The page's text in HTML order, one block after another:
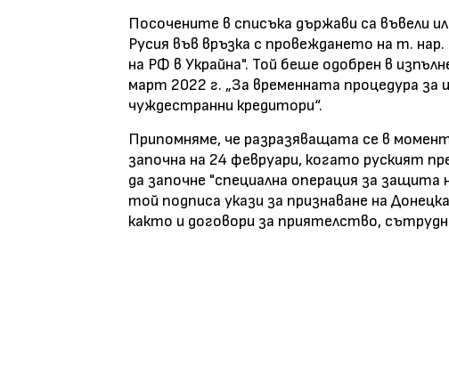
Посочените в списъка държави са въвели
Русия във връзка с провеждането на т.
на РФ в Украйна". Той беше одобрен в
март 2022 г. „За временната процедура за
чуждестранни кредитори“.
Припомняме, че разразяващата се в
започна на 24 февруари, когато руският
да започне "специална операция за защита
той подписа укази за признаване на
както и договори за приятелство,